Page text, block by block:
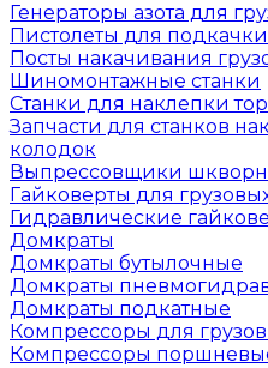
Генераторы азота для
Пистолеты для
Посты накачивания
Шиномонтажные станки
Станки для наклепки
Запчасти для станков
колодок
Выпрессовщики
Гайковерты для
Гидравлические
Домкраты
Домкраты бутылочные
Домкраты
Домкраты подкатные
Компрессоры для
Компрессоры